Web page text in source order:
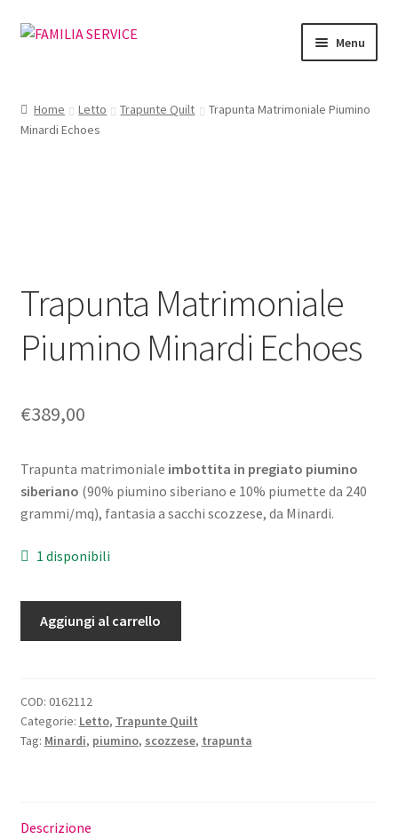
Vai
Vai
Menu
Vetrina Articoli
Condizioni
Accedi
Home Letto Trapunte Quilt
Trapunta Matrimoniale Piumino
Minardi Echoes
Trapunta Matrimoniale
Piumino Minardi Echoes
€389,00
Trapunta matrimoniale imbottita in pregiato piumino
siberiano (90% piumino siberiano e 10% piumette da 240
grammi/mq), fantasia a sacchi scozzese, da Minardi.
1 disponibili
Matrimoniale
Echoes
quantità
Aggiungi al carrello
COD: 0162112
Categorie: Letto, Trapunte Quilt
Tag: Minardi, piumino, scozzese, trapunta
Descrizione